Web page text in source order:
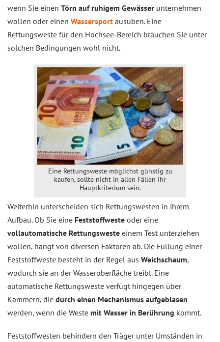
wenn Sie einen Törn auf ruhigem Gewässer unternehmen
wollen oder einen Wassersport ausüben. Eine
Rettungsweste für den Hochsee-Bereich brauchen Sie unter
solchen Bedingungen wohl nicht.
Eine Rettungsweste möglichst günstig zu
kaufen, sollte nicht in allen Fällen Ihr
Hauptkriterium sein.
Weiterhin unterscheiden sich Rettungswesten in ihrem
Aufbau. Ob Sie eine Feststoffweste oder eine
vollautomatische Rettungsweste einem Test unterziehen
wollen, hängt von diversen Faktoren ab. Die Füllung einer
Feststoffweste besteht in der Regel aus Weichschaum,
wodurch sie an der Wasseroberfläche treibt. Eine
automatische Rettungsweste verfügt hingegen über
Kammern, die durch einen Mechanismus aufgeblasen
werden, wenn die Weste mit Wasser in Berührung kommt.
Feststoffwesten behindern den Träger unter Umständen in